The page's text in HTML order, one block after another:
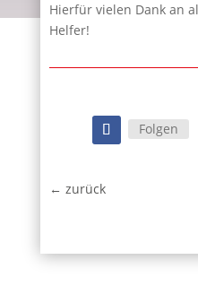
Hierfür vielen Dank an
Helfer!
Folgen
← zurück